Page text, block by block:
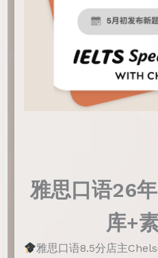
雅思口语26
库+
雅思口语8.5分店主